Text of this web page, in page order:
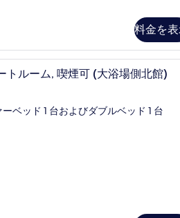
料金を
、遮光カーテン、WiFi (無料)
トルーム, 喫煙可 (大浴場側北館)
ベッド 1 台およびダブルベッド 1 台